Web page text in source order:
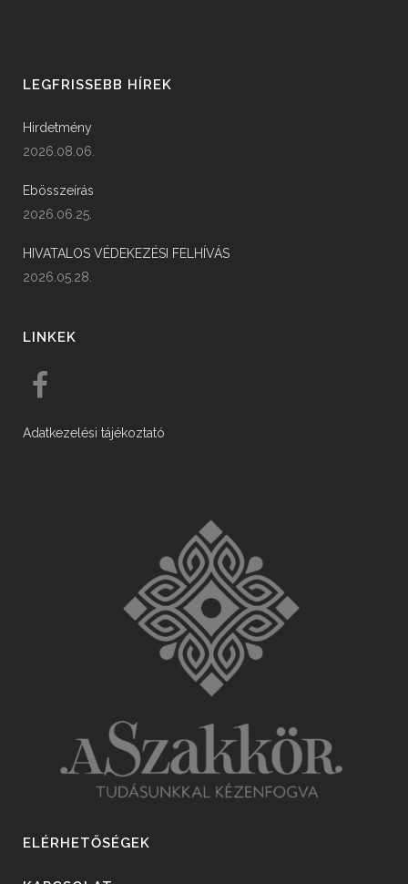
LEGFRISSEBB HÍREK
Hirdetmény
2026.08.06.
Ebösszeírás
2026.06.25.
HIVATALOS VÉDEKEZÉSI FELHÍVÁS
2026.05.28.
LINKEK
Adatkezelési tájékoztató
ELÉRHETŐSÉGEK